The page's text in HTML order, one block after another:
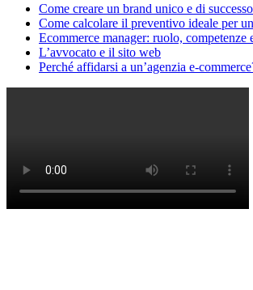
Come creare un brand unico e di
Come calcolare il preventivo ideale per
Ecommerce manager: ruolo, competenze
L’avvocato e il sito web
Perché affidarsi a un’agenzia e-